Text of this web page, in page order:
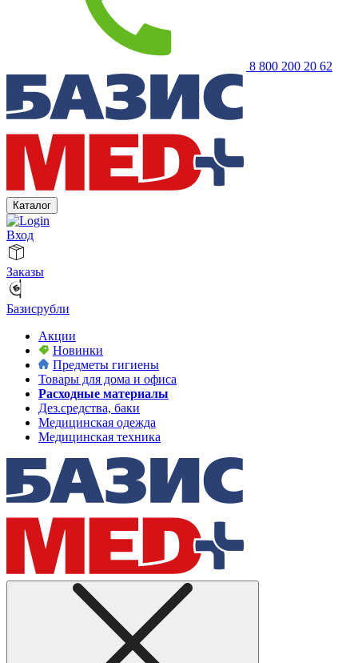
8 800 200 20 62
Каталог
Вход
Заказы
Базисрубли
Акции
Новинки
Предметы гигиены
Товары для дома и офиса
Расходные материалы
Дез.средства, баки
Медицинская одежда
Медицинская техника